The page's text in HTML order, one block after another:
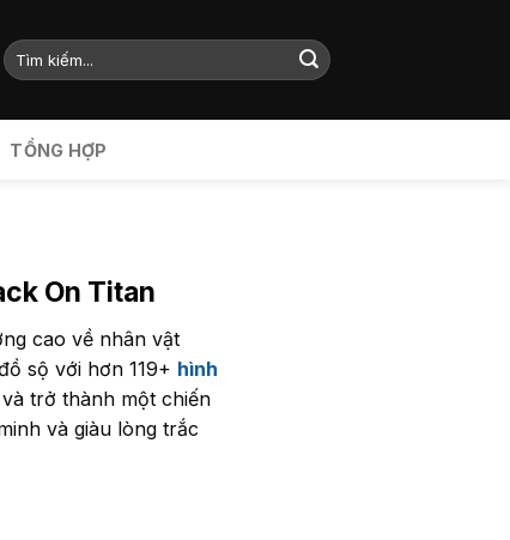
TỔNG HỢP
On Titan
cao về nhân vật
sộ với hơn 119+ hình
trở thành một chiến
và giàu lòng trắc